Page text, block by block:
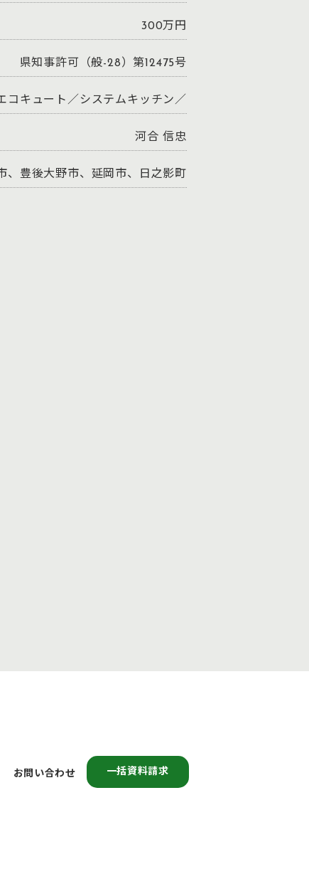
300万円
県知事許可（般-28）第12475号
コキュート／システムキッチン／
河合 信忠
、豊後大野市、延岡市、日之影町
お問い合わせ 一括資料請求